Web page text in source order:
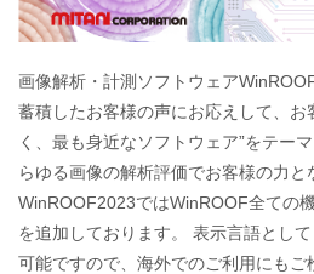
画像解析・計測ソフトウェア
蓄積したお客様の声にお応えして、お
く、最も身近なソフトウェア”をテー
らゆる画像の解析評価でお客様の力と
WinROOF2023ではWinROOF全ての
を追加しております。 表示言語とし
可能ですので、海外でのご利用にもご